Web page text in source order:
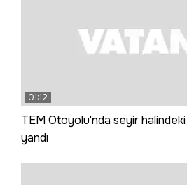
01:12
TEM Otoyolu'nda seyir
yandı